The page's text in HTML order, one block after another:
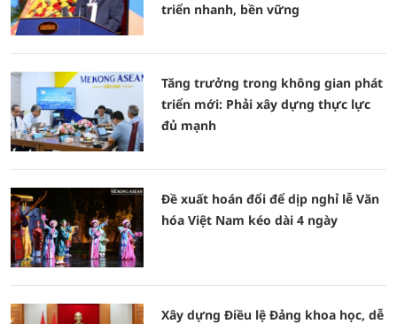
triển nhanh, bền vững
Tăng trưởng trong không gian phát
triển mới: Phải xây dựng thực lực
đủ mạnh
Đề xuất hoán đổi để dịp nghỉ lễ Văn
hóa Việt Nam kéo dài 4 ngày
Xây dựng Điều lệ Đảng khoa học, dễ